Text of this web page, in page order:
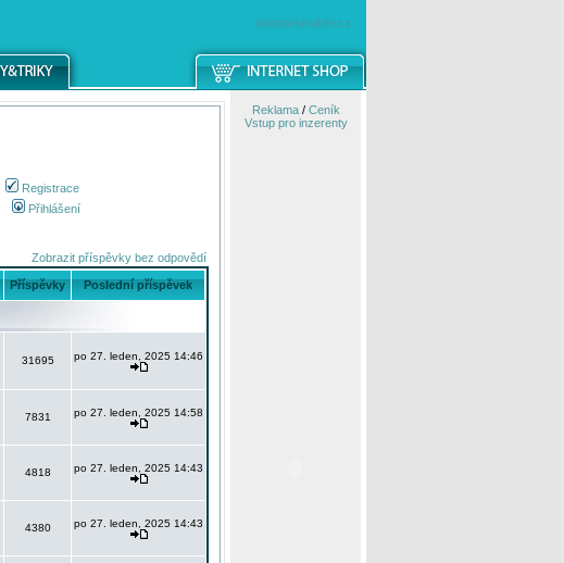
windowsmobile.cz
Registrace
Přihlášení
Zobrazit příspěvky bez odpovědí
Příspěvky Poslední příspěvek
31695 po 27. leden, 2025 14:46
7831 po 27. leden, 2025 14:58
4818 po 27. leden, 2025 14:43
4380 po 27. leden, 2025 14:43
Reklama/ Ceník
Vstup pro inzerenty